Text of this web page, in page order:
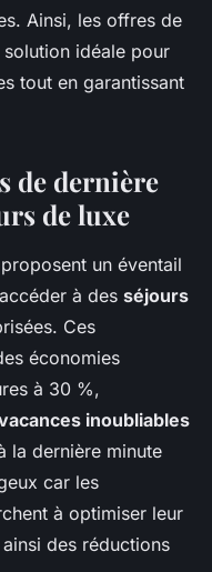
Ainsi, les offres de
idéale pour
tout en garantissant
de dernière
de luxe
proposent un éventail
à des séjours
Ces
économies
à 30 %,
inoubliables
la dernière minute
car les
à optimiser leur
des réductions